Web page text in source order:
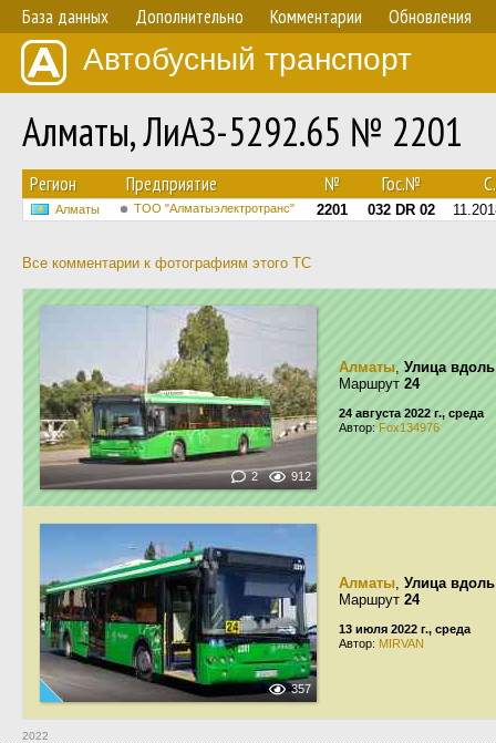
База данных Дополнительно Комментарии Обновления
Автобусный транспорт
Алматы, ЛиАЗ-5292.65 № 2201
Регион Предприятие № Гос.№
Алматы ТОО "Алматыэлектротранс" 2201 032 DR 02
Все комментарии к фотографиям этого ТС
2 912
Алматы, Улица
Маршрут 24
24 августа 2022 г., среда
Автор: Fox134976
357
Алматы, Улица
Маршрут 24
13 июля 2022 г., среда
Автор: MIRVAN
2022